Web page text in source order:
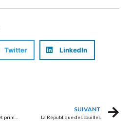
Twitter LinkedIn
SUIVANT
La République des couilles